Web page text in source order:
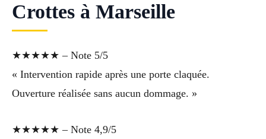
Crottes à Marseille
★★★★★ – Note 5/5
« Intervention rapide après une porte claquée.
Ouverture réalisée sans aucun dommage. »
★★★★★ – Note 4,9/5